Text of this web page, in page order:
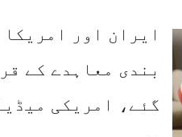
ایران اور
بندی معاہدے کے
گئے، امریکی